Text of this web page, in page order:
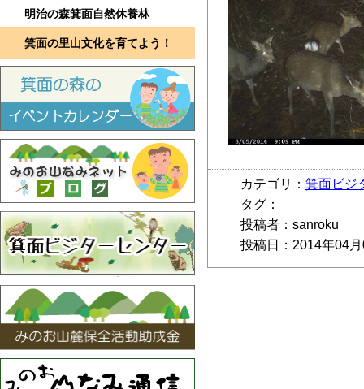
明治の森箕面自然休養林
箕面の里山文化を育てよう！
カテゴリ： 箕面ビジ
タグ：
投稿者：sanroku
投稿日：2014年04